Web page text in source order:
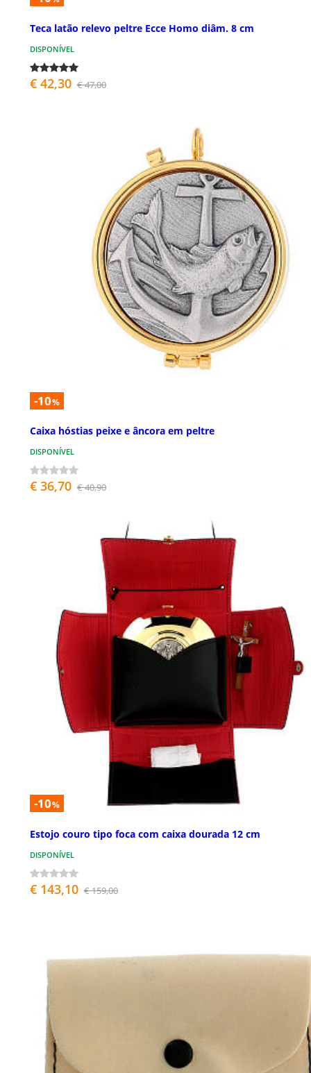
Teca latão relevo peltre Ecce Homo diâm. 8 cm
DISPONÍVEL
€ 42,30 € 47,00
-10%
Caixa hóstias peixe e âncora em peltre
DISPONÍVEL
€ 36,70 € 40,90
-10%
Estojo couro tipo foca com caixa dourada 12 cm
DISPONÍVEL
€ 143,10 € 159,00